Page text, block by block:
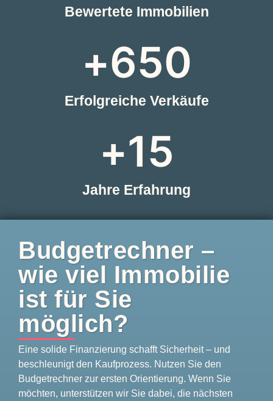
Bewertete Immobilien
Erfolgreiche Verkäufe
+650
Jahre Erfahrung
+15
Budgetrechner –
wie viel Immobilie
ist für Sie
möglich?
Eine solide Finanzierung schafft Sicherheit – und
beschleunigt den Kaufprozess. Nutzen Sie den
Budgetrechner zur ersten Orientierung. Wenn Sie
möchten, unterstützen wir Sie dabei, die nächsten